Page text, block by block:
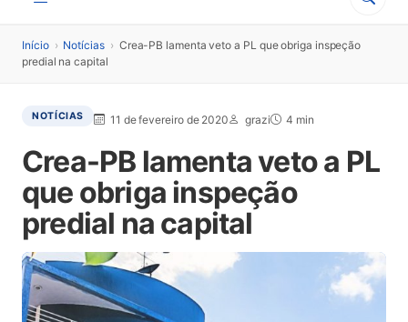
Início › Notícias › Crea-PB lamenta veto a PL que obriga inspeção
predial na capital
NOTÍCIAS 11 de fevereiro de 2020 grazi 4 min
Crea-PB lamenta veto a PL
que obriga inspeção
predial na capital